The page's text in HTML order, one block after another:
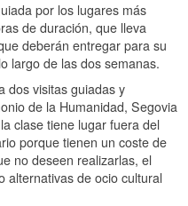
por los lugares más
de duración, que lleva
deberán entregar para su
largo de las dos semanas.
dos visitas guiadas y
de la Humanidad, Segovia
clase tiene lugar fuera del
porque tienen un coste de
no deseen realizarlas, el
alternativas de ocio cultural